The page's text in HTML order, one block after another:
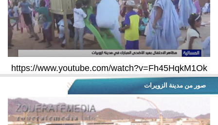
https://www.youtube.com/watch?v=Fh45HqkM1Ok
صور من مدينة الزويرات